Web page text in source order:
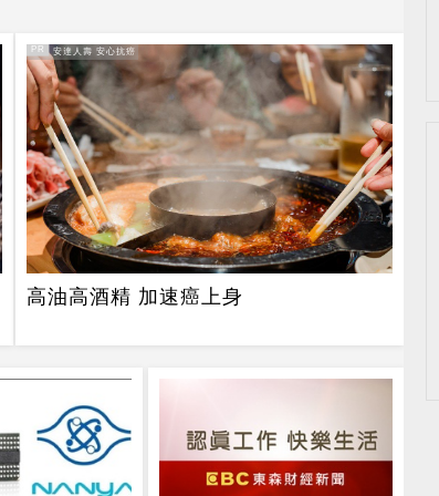
PR
高油高酒精 加速癌上身
PR・安達人壽 安心抗癌